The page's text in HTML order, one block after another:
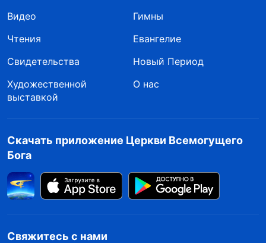
Видео
Гимны
Чтения
Евангелие
Свидетельства
Новый Период
Художественной
выставкой
О нас
Скачать приложение Церкви Всемогущего
Бога
Свяжитесь с нами